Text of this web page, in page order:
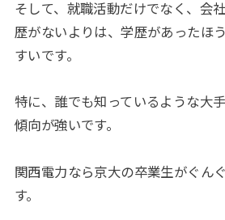
そして、就職活動だけでなく、会
歴がないよりは、学歴があったほ
すいです。
特に、誰でも知っているような大
傾向が強いです。
関西電力なら京大の卒業生がぐん
す。